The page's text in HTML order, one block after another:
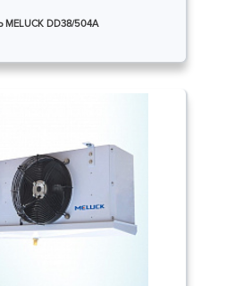
DD38/504A